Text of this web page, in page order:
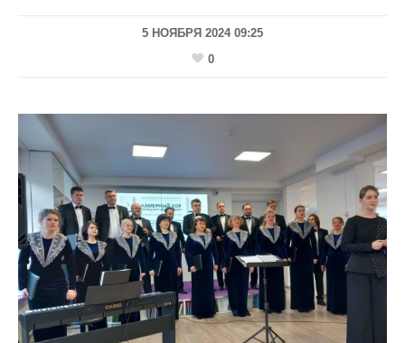
5 НОЯБРЯ 2024 09:25
0